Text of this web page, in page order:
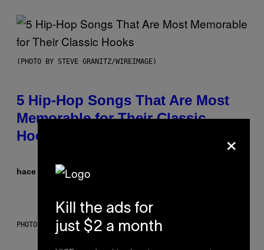
(PHOTO BY STEVE GRANITZ/WIREIMAGE)
5 Hip-Hop Songs That Are Most
Memorable for Their Classic
Hooks
hace 12 horasPorCaleb Catlin
PHOTO: NASA; DR PIXEL / GETTY IMAGES
×
Kill the ads for
just $2 a month